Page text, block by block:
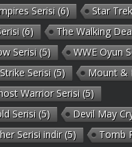
Serisi (6) Star
(6) The Walking
Serisi (5) WWE Oyun
Serisi (5) Mount &
Warrior Serisi (5)
Serisi (5) Devil May
Serisi indir(5) Tomb